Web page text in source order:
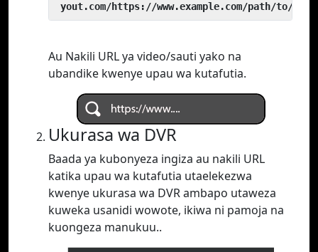
yout.com/https://www.example.com/path/to/
Au Nakili URL ya video/sauti yako na
ubandike kwenye upau wa kutafutia.
Ukurasa wa DVR
Baada ya kubonyeza ingiza au nakili URL
katika upau wa kutafutia utaelekezwa
kwenye ukurasa wa DVR ambapo utaweza
kuweka usanidi wowote, ikiwa ni pamoja na
kuongeza manukuu..